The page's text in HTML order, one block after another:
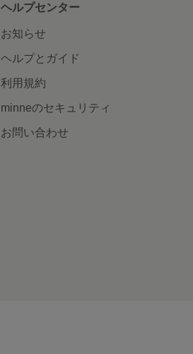
ヘルプセンター
お知らせ
ヘルプとガイド
利用規約
minneのセキュリティ
お問い合わせ